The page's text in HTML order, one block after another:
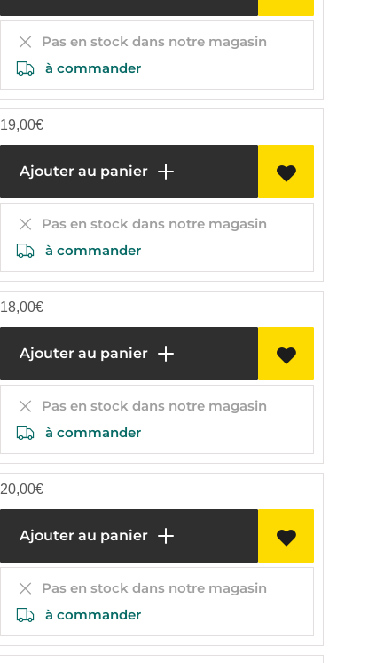
Pas en stock dans notre magasin
à commander
19,00€
Ajouter au panier
Pas en stock dans notre magasin
à commander
18,00€
Ajouter au panier
Pas en stock dans notre magasin
à commander
20,00€
Ajouter au panier
Pas en stock dans notre magasin
à commander